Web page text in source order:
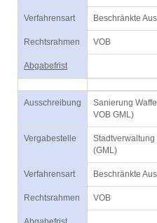
Verfahrensart Beschränkte
Rechtsrahmen VOB
Abgabefrist
Ausschreibung
Sanierung
VOB GML)
Vergabestelle
(GML)
Verfahrensart Beschränkte
Rechtsrahmen VOB